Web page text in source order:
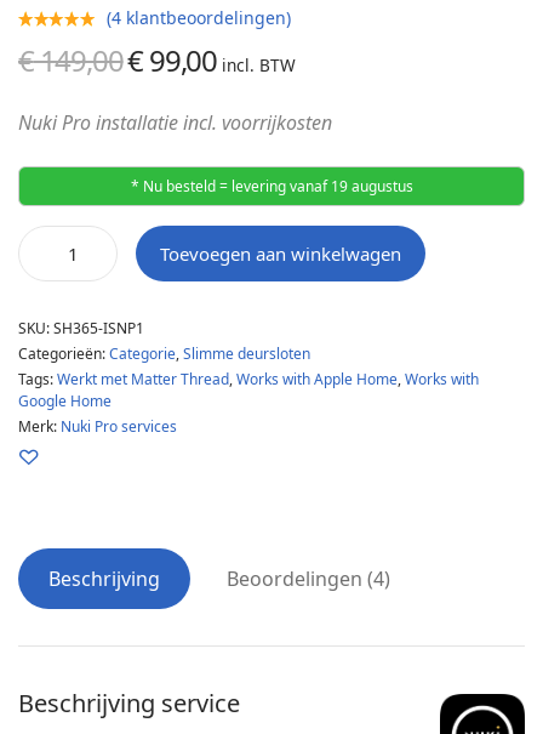
(4klantbeoordelingen)
€149,00Oorspronkelijke
€ 149,00.
€99,00Huidige
€ 99,00.
incl. BTW
Nuki Pro installatie incl. voorrijkosten
* Nu besteld = levering vanaf 19 augustus
Toevoegen aan winkelwagen
SKU:SH365-ISNP1
Categorieën:Categorie,Slimme deursloten
Tags:Werkt met Matter Thread,Works with Apple Home,Works with
Google Home
Merk: Nuki Pro services
Beschrijving Beoordelingen (4)
Beschrijving service